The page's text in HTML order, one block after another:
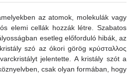
az atomok, molekulák vagy
elemi cellák hozzák létre. Szabatos
esetleg előforduló hibák, az
szó az ókori görög κρύσταλλος
jelentette. A kristály szót a
csak olyan formában, hogy